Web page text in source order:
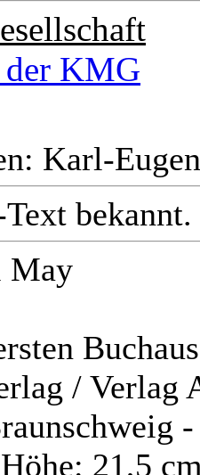
KMG
Karl-
bekannt.
May
/ Verlag
Höhe: 21,5